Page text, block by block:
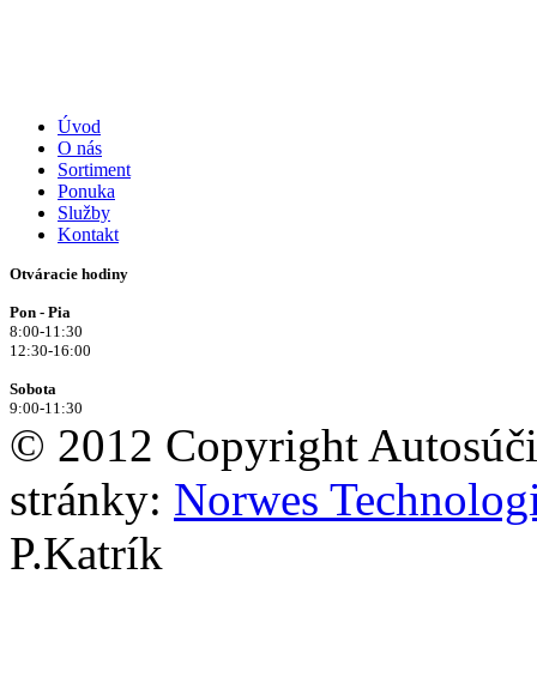
Úvod
O nás
Sortiment
Ponuka
Služby
Kontakt
Otváracie hodiny
Pon - Pia
8:00-11:30
12:30-16:00
Sobota
9:00-11:30
© 2012 Copyright
stránky: Norwes
P.Katrík